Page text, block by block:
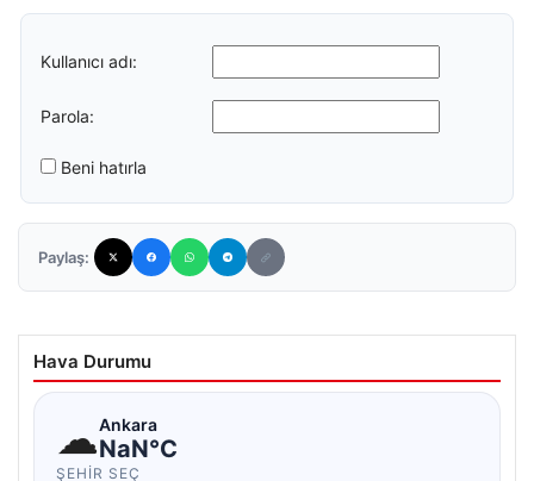
Kullanıcı adı:
Parola:
Beni hatırla
Paylaş:
Hava Durumu
☁Ankara
NaN°C
ŞEHIR SEÇ